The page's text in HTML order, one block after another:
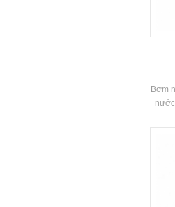
Bơm
nước
hồi